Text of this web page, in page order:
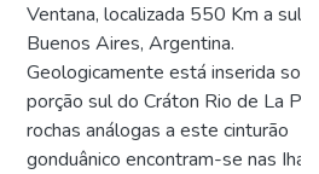
Ventana, localizada 550 Km a sul
Buenos Aires, Argentina.
Geologicamente está inserida
porção sul do Cráton Rio de La
rochas análogas a este cinturão
gonduânico encontram-se nas Ihas